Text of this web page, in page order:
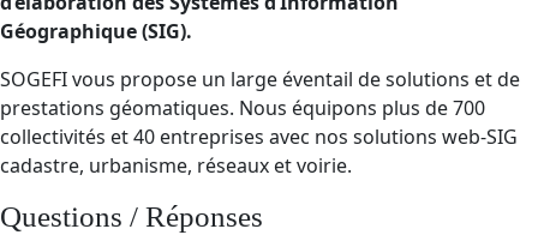
Géographique (SIG).
SOGEFI vous propose un large éventail de solutions et de
prestations géomatiques. Nous équipons plus de 700
collectivités et 40 entreprises avec nos solutions web-SIG
cadastre, urbanisme, réseaux et voirie.
Questions / Réponses